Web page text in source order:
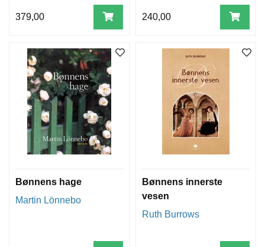
379,00 240,00
Bønnens hage
Martin Lönnebo
Bønnens innerste
vesen
Ruth Burrows